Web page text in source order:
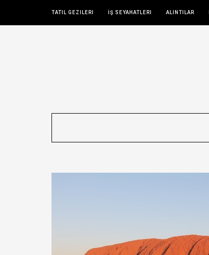
TATIL GEZILERI İŞ SEYAHATLERI ALINTILAR